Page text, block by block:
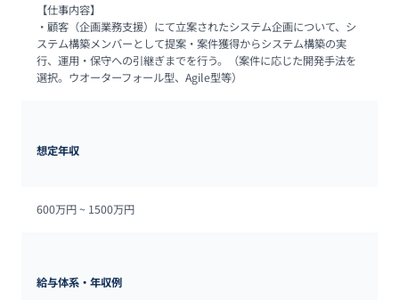
【仕事内容】
・顧客（企画業務支援）にて立案されたシステム企画について、シ
ステム構築メンバーとして提案・案件獲得からシステム構築の実
行、運用・保守への引継ぎまでを行う。（案件に応じた開発手法を
選択。ウオーターフォール型、Agile型等）
想定年収
600万円 ~ 1500万円
給与体系・年収例